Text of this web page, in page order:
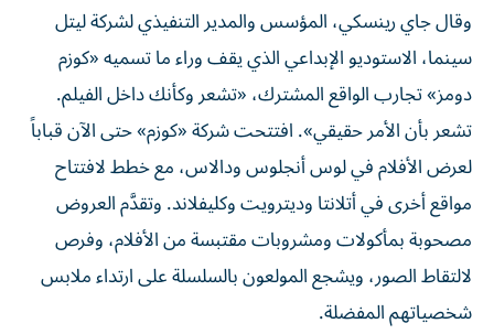
وقال ‌جاي رينسكي، المؤسس والمدير ‌التنفيذي لشركة ليتل
سينما، الاستوديو الإبداعي الذي يقف وراء ما تسميه «كوزم
دومز» تجارب الواقع المشترك، «تشعر وكأنك داخل الفيلم.
تشعر بأن الأمر حقيقي». افتتحت شركة ‌«كوزم» حتى الآن قباباً
لعرض الأفلام في لوس أنجلوس ودالاس، مع خطط ⁠لافتتاح
مواقع أخرى في أتلانتا وديترويت وكليفلاند. وتقدَّم العروض
مصحوبة بمأكولات ومشروبات مقتبسة من الأفلام، وفرص
لالتقاط الصور، ويشجع المولعون بالسلسلة على ارتداء ملابس
شخصياتهم المفضلة.